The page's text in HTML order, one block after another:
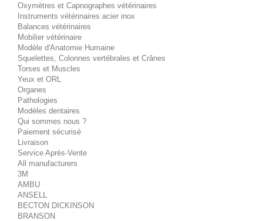
Oxymètres et Capnographes vétérinaires
Instruments vétérinaires acier inox
Balances vétérinaires
Mobilier vétérinaire
Modèle d'Anatomie Humaine
Squelettes, Colonnes vertébrales et Crânes
Torses et Muscles
Yeux et ORL
Organes
Pathologies
Modèles dentaires
Qui sommes nous ?
Paiement sécurisé
Livraison
Service Après-Vente
All manufacturers
3M
AMBU
ANSELL
BECTON DICKINSON
BRANSON